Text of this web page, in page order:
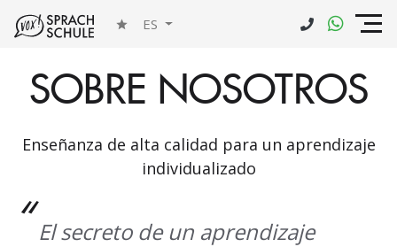
ES
SOBRE NOSOTROS
Enseñanza de alta calidad para un aprendizaje
individualizado
El secreto de un aprendizaje